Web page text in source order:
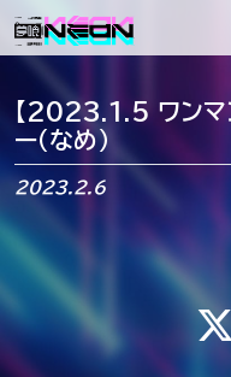
メインナビゲーシ
【2023.1.5 ワンマ
ー（なめ）
2023.2.6